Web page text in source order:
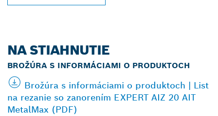
NA STIAHNUTIE
BROŽÚRA S INFORMÁCIAMI O PRODUKTOCH
Brožúra s informáciami o produktoch | List
na rezanie so zanorením EXPERT AIZ 20 AIT
MetalMax (PDF)